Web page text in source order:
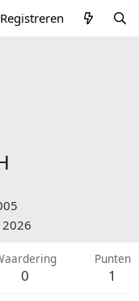
Registreren
0
Punten
1